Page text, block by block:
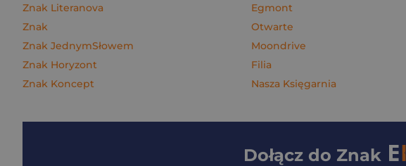
Znak Literanova
Znak
Znak JednymSłowem
Znak Horyzont
Znak Koncept
Egmont
Otwarte
Moondrive
Filia
Nasza Księgarnia
Dołącz do Znak